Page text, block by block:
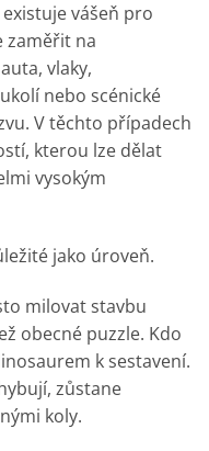
vášeň pro
zaměřit na
vlaky,
nebo scénické
V těchto případech
kterou lze dělat
vysokým
jako úroveň.
milovat stavbu
obecné puzzle. Kdo
k sestavení.
zůstane
koly.